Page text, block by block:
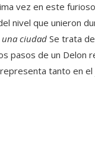
vez en este
nivel que unieron
una ciudadSe trata
pasos de un Delon
tanto en